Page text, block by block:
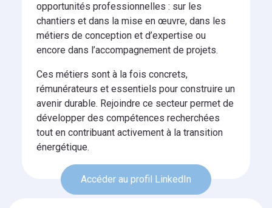
opportunités professionnelles : sur les
chantiers et dans la mise en œuvre, dans les
métiers de conception et d’expertise ou
encore dans l’accompagnement de projets.
Ces métiers sont à la fois concrets,
rémunérateurs et essentiels pour construire un
avenir durable. Rejoindre ce secteur permet de
développer des compétences recherchées
tout en contribuant activement à la transition
énergétique.
Accéder au profil LinkedIn